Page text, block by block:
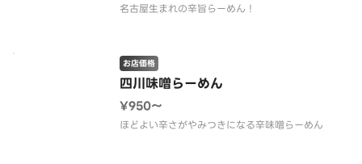
名古屋生まれの辛旨らーめん！
四川味噌らーめん
お店価格
¥950〜